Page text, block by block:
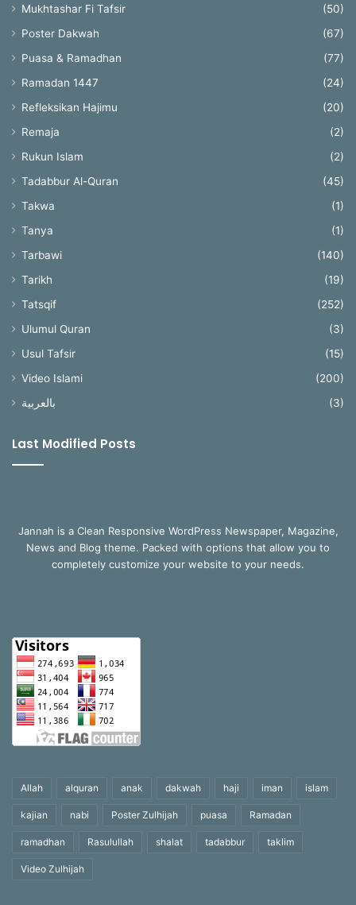
Mukhtashar Fi Tafsir
(50)
Poster Dakwah
(67)
Puasa & Ramadhan
(77)
Ramadan 1447
(24)
Refleksikan Hajimu
(20)
Remaja
(2)
Rukun Islam
(2)
Tadabbur Al-Quran
(45)
Takwa
(1)
Tanya
(1)
Tarbawi
(140)
Tarikh
(19)
Tatsqif
(252)
Ulumul Quran
(3)
Usul Tafsir
(15)
Video Islami
(200)
بالعربية
(3)
Last Modified Posts
Jannah is a Clean Responsive WordPress Newspaper, Magazine,
News and Blog theme. Packed with options that allow you to
completely customize your website to your needs.
Allah alquran anak dakwah haji iman islam
kajian nabi Poster Zulhijah puasa Ramadan
ramadhan Rasulullah shalat tadabbur taklim
Video Zulhijah